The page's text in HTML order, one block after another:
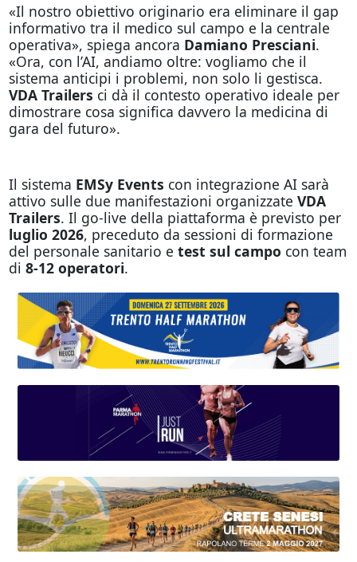
«Il nostro obiettivo originario era eliminare il gap
informativo tra il medico sul campo e la centrale
operativa», spiega ancora Damiano Presciani.
«Ora, con l’AI, andiamo oltre: vogliamo che il
sistema anticipi i problemi, non solo li gestisca.
VDA Trailers ci dà il contesto operativo ideale per
dimostrare cosa significa davvero la medicina di
gara del futuro».
Il sistema EMSy Events con integrazione AI sarà
attivo sulle due manifestazioni organizzate VDA
Trailers. Il go-live della piattaforma è previsto per
luglio 2026, preceduto da sessioni di formazione
del personale sanitario e test sul campo con team
di 8-12 operatori.